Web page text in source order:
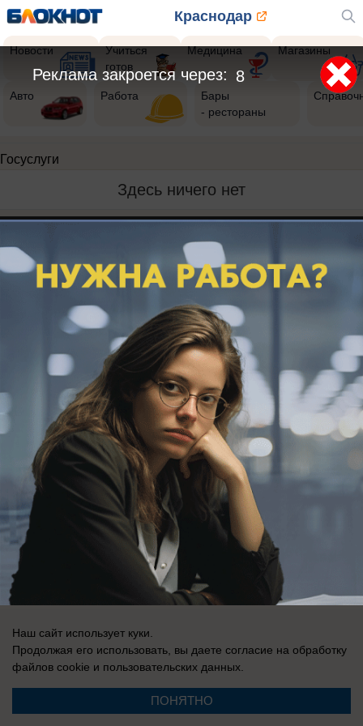
Краснодар
Новости
Учиться
готов
Медицина Магазины
Авто Работа
Бары
- рестораны
Госуслуги
Здесь ничего нет
Реклама на сайте
Вакансии
Регистрационный номер: Эл № ФС 77-76040, выдано Федеральной
службой по надзору в сфере связи, информационных технологий и
массовых коммуникаций (Роскомнадзор) 12 июля 2019 г.
Наш сайт использует куки.
Продолжая его использовать, вы даете согласие на обработку
файлов cookie и пользовательских данных.
ПОНЯТНО
8
Реклама закроется через: